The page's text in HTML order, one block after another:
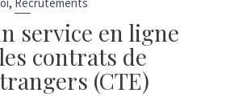
service en ligne
contrats de
(CTE)